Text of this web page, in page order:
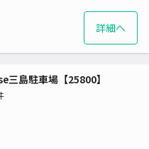
詳細へ
三島駐車場【25800】